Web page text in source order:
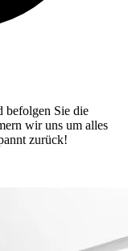
befolgen Sie die
wir uns um alles
zurück!